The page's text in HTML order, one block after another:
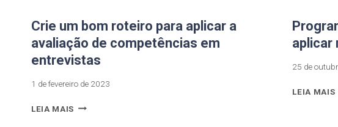
Crie um bom roteiro para aplicar a
avaliação de competências em
entrevistas
1 de fevereiro de 2023
LEIA MAIS
aplicar
25 de
LEIA MAIS